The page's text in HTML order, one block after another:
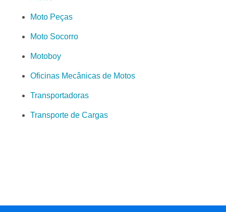
Moto Peças
Moto Socorro
Motoboy
Oficinas Mecânicas de Motos
Transportadoras
Transporte de Cargas